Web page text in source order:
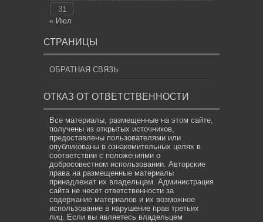
31
« Июл
СТРАНИЦЫ
ОБРАТНАЯ СВЯЗЬ
ОТКАЗ ОТ ОТВЕТСТВЕННОСТИ
Все материалы, размещенные на этом сайте,
получены из открытых источников,
предоставлены пользователями или
опубликованы в ознакомительных целях в
соответствии с положениями о
добросовестном использовании. Авторские
права на размещенные материалы
принадлежат их владельцам. Администрация
сайта не несет ответственности за
содержание материалов и их возможное
использование в нарушение прав третьих
лиц. Если вы являетесь владельцем